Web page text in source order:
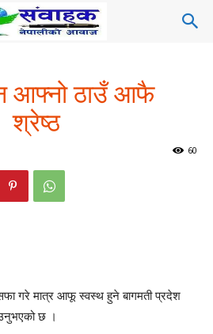
आफ्नो ठाउँ आफै
श्रेष्ठ
60
गरे मात्र आफू स्वस्थ हुने बागमती प्रदेश
छ ।